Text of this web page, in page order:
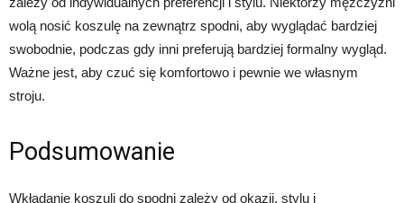
wolą nosić koszulę na zewnątrz spodni, aby wyglądać bardziej
swobodnie, podczas gdy inni preferują bardziej formalny wygląd.
Ważne jest, aby czuć się komfortowo i pewnie we własnym
stroju.
Podsumowanie
Wkładanie koszuli do spodni zależy od okazji, stylu i